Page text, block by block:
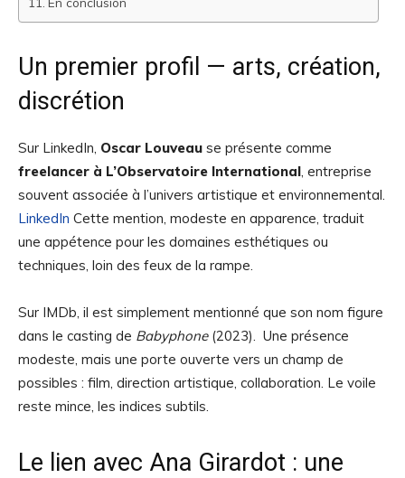
Un premier profil — arts, création,
discrétion
Sur LinkedIn, Oscar Louveau se présente comme
freelancer à L’Observatoire International, entreprise
souvent associée à l’univers artistique et environnemental.
LinkedIn Cette mention, modeste en apparence, traduit
une appétence pour les domaines esthétiques ou
techniques, loin des feux de la rampe.
Sur IMDb, il est simplement mentionné que son nom figure
dans le casting de Babyphone(2023). Une présence
modeste, mais une porte ouverte vers un champ de
possibles : film, direction artistique, collaboration. Le voile
reste mince, les indices subtils.
Le lien avec Ana Girardot : une